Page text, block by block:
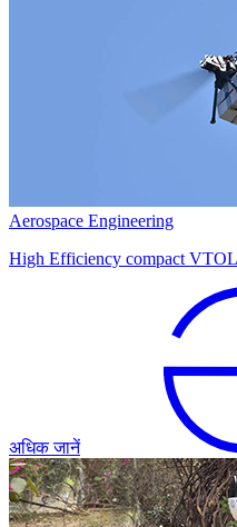
Aerospace Engineering
High Efficiency compact
अधिक जानें